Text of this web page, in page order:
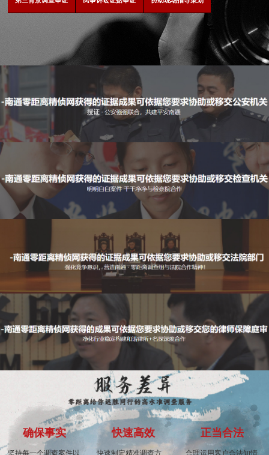
确保事实
坚持每一个调查案件以
快速高效
快速制定精准调查方
正当合法
合理运用客户合法知情